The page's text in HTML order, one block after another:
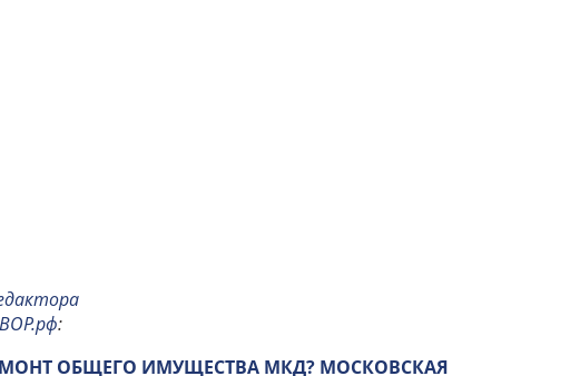
:
ОБЩЕГО ИМУЩЕСТВА МКД? МОСКОВСКАЯ